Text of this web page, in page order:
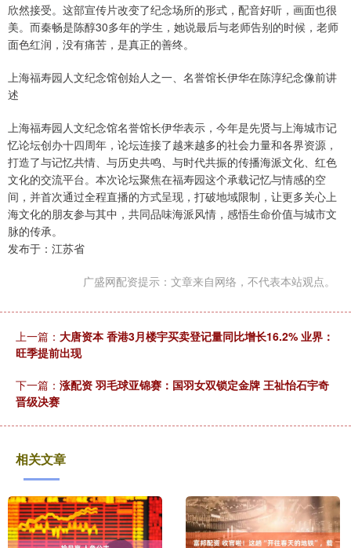
欣然接受。这部宣传片改变了纪念场所的形式，配音好听，画面也很
美。而秦畅是陈醇30多年的学生，她说最后与老师告别的时候，老师
面色红润，没有痛苦，是真正的善终。
上海福寿园人文纪念馆创始人之一、名誉馆长伊华在陈淳纪念像前讲
述
上海福寿园人文纪念馆名誉馆长伊华表示，今年是先贤与上海城市记
忆论坛创办十四周年，论坛连接了越来越多的社会力量和各界资源，
打造了与记忆共情、与历史共鸣、与时代共振的传播海派文化、红色
文化的交流平台。本次论坛聚焦在福寿园这个承载记忆与情感的空
间，并首次通过全程直播的方式呈现，打破地域限制，让更多关心上
海文化的朋友参与其中，共同品味海派风情，感悟生命价值与城市文
脉的传承。
发布于：江苏省
广盛网配资提示：文章来自网络，不代表本站观点。
上一篇： 大唐资本 香港3月楼宇买卖登记量同比增长16.2% 业界：
旺季提前出现
下一篇： 涨配资 羽毛球亚锦赛：国羽女双锁定金牌 王祉怡石宇奇
晋级决赛
相关文章